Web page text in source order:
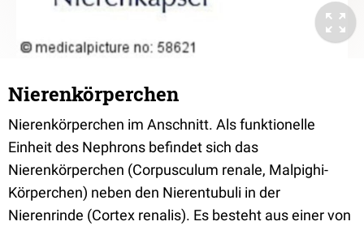
Nierenkörperchen
Nierenkörperchen im Anschnitt. Als funktionelle
Einheit des Nephrons befindet sich das
Nierenkörperchen (Corpusculum renale, Malpighi-
Körperchen) neben den Nierentubuli in der
Nierenrinde (Cortex renalis). Es besteht aus einer von